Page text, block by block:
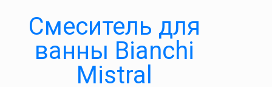
Смеситель для
ванны Bianchi
Mistral